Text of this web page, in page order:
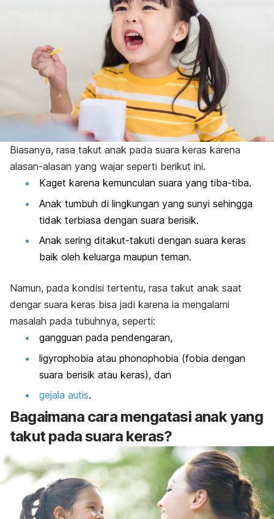
Biasanya, rasa takut anak pada suara keras karena
alasan-alasan yang wajar seperti berikut ini.
Kaget karena kemunculan suara yang tiba-tiba.
Anak tumbuh di lingkungan yang sunyi sehingga
tidak terbiasa dengan suara berisik.
Anak sering ditakut-takuti dengan suara keras
baik oleh keluarga maupun teman.
Namun, pada kondisi tertentu, rasa takut anak saat
dengar suara keras bisa jadi karena ia mengalami
masalah pada tubuhnya, seperti:
gangguan pada pendengaran,
ligyrophobia atau phonophobia (fobia dengan
suara berisik atau keras), dan
gejala autis.
Bagaimana cara mengatasi anak yang
takut pada suara keras?